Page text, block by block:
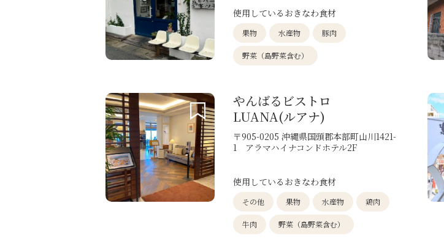
使用しているおきなわ食材
果物 水産物 豚肉
野菜（島野菜含む）
やんばるビストロ
LUANA(ルアナ)
〒905-0205 沖縄県国頭郡本部町山川1421-
1 アラマハイナコンドホテル2F
使用しているおきなわ食材
その他 果物 水産物 鶏肉
牛肉 野菜（島野菜含む）